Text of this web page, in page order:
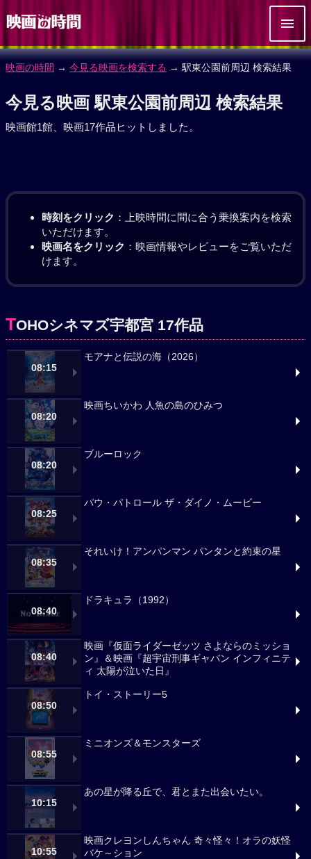
映画の時間 → 今見る映画を検索する → 駅東公園前周辺 検索結果
今見る映画 駅東公園前周辺 検索結果
映画館1館、映画17作品ヒットしました。
時刻をクリック ：上映時間に間に合う乗換案内を検索
いただけます。
映画名をクリック ：映画情報やレビューをご覧いただ
けます。
TOHOシネマズ宇都宮 17作品
08:15
モアナと伝説の海（2026）
08:20
映画ちいかわ 人魚の島のひみつ
08:20
ブルーロック
08:25
パウ・パトロール ザ・ダイノ・ムービー
08:35
それいけ！アンパンマン パンタンと約束の星
08:40
ドラキュラ（1992）
08:40
映画『仮面ライダーゼッツ さよならのミッショ
ン』＆映画『超宇宙刑事ギャバン インフィニテ
ィ 太陽が泣いた日』
08:50
トイ・ストーリー5
08:55
ミニオンズ＆モンスターズ
10:15
あの星が降る丘で、君とまた出会いたい。
10:55
映画クレヨンしんちゃん 奇々怪々！オラの妖怪
バケ～ション